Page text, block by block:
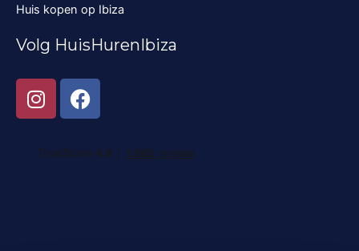
Huis kopen op Ibiza
Volg HuisHurenIbiza
I
n
t
F
a
e